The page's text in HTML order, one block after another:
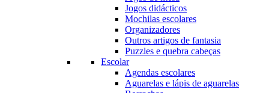
Jogos didácticos
Mochilas escolares
Organizadores
Outros artigos de fantasia
Puzzles e quebra cabeças
Escolar
Agendas escolares
Aguarelas e lápis de aguarelas